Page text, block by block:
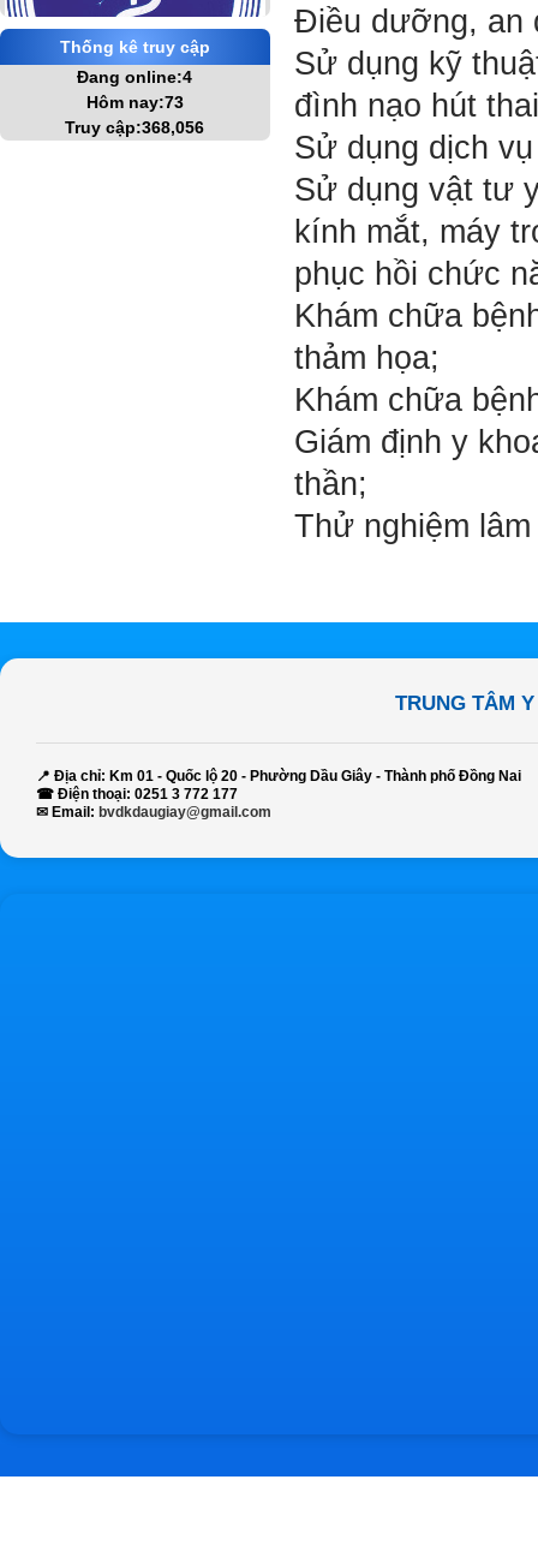
Điều dưỡng, an
Sử dụng kỹ
đình nạo hút
Sử dụng dịch
Sử dụng vật tư
kính mắt, máy
phục hồi chức
Khám chữa
thảm họa;
Khám chữa
Giám định y
thần;
Thử nghiệm
Thống kê truy cập
Đang online:4
Hôm nay:73
Truy cập:368,056
TRUNG TÂM
📍 Địa chỉ: Km 01 - Quốc lộ 20 - Phường Dầu Giây - Thành phố Đồng Nai
☎ Điện thoại: 0251 3 772 177
✉ Email: bvdkdaugiay@gmail.com